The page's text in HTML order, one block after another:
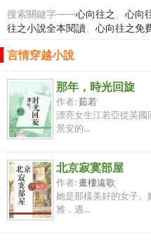
搜索關鍵字——心向往之 、 心向
往之小說全本閱讀、 心向往之免
言情穿越小說
那年，時光回旋
作者:茹若
漂亮女生江若亞從英
景安的...
北京寂寞部屋
作者:畫樓遠歌
她是那樣美好的女子
雅，遇...